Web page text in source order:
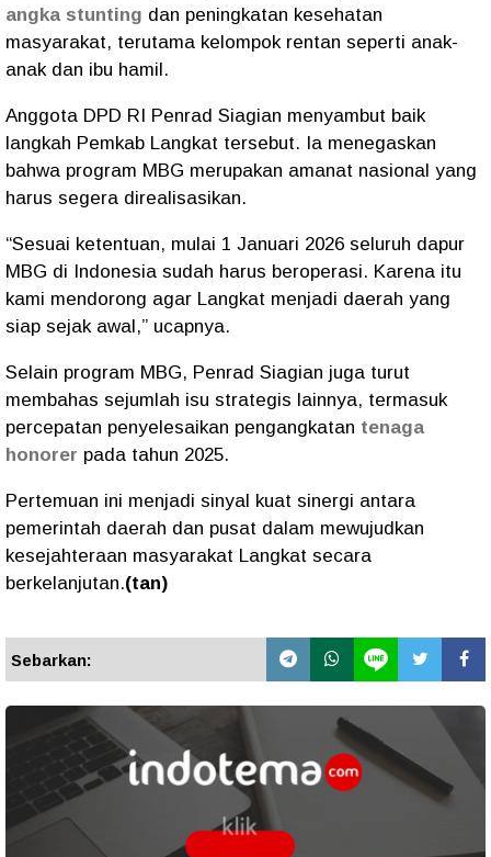
angka stunting dan peningkatan kesehatan
masyarakat, terutama kelompok rentan seperti anak-
anak dan ibu hamil.
Anggota DPD RI Penrad Siagian menyambut baik
langkah Pemkab Langkat tersebut. Ia menegaskan
bahwa program MBG merupakan amanat nasional yang
harus segera direalisasikan.
“Sesuai ketentuan, mulai 1 Januari 2026 seluruh dapur
MBG di Indonesia sudah harus beroperasi. Karena itu
kami mendorong agar Langkat menjadi daerah yang
siap sejak awal,” ucapnya.
Selain program MBG, Penrad Siagian juga turut
membahas sejumlah isu strategis lainnya, termasuk
percepatan penyelesaikan pengangkatan tenaga
honorer pada tahun 2025.
Pertemuan ini menjadi sinyal kuat sinergi antara
pemerintah daerah dan pusat dalam mewujudkan
kesejahteraan masyarakat Langkat secara
berkelanjutan.(tan)
Sebarkan: